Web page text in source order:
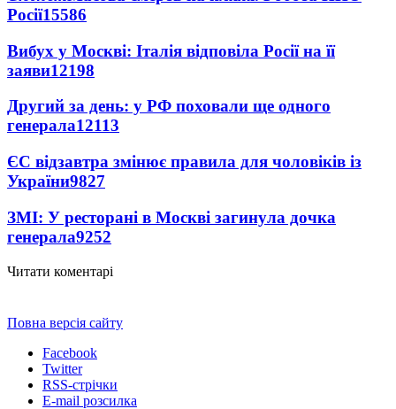
Росії15586
Вибух у Москві: Італія відповіла Росії на її
заяви12198
Другий за день: у РФ поховали ще одного
генерала12113
ЄС відзавтра змінює правила для чоловіків із
України9827
ЗМІ: У ресторані в Москві загинула дочка
генерала9252
Читати коментарі
Повна версія сайту
Facebook
Twitter
RSS-стрічки
E-mail розсилка